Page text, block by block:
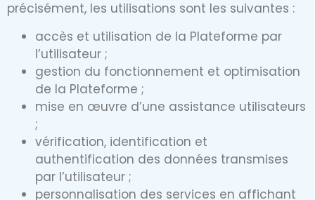
précisément, les utilisations sont les suivantes :
accès et utilisation de la Plateforme par
l’utilisateur ;
gestion du fonctionnement et optimisation
de la Plateforme ;
mise en œuvre d’une assistance utilisateurs
;
vérification, identification et
authentification des données transmises
par l’utilisateur ;
personnalisation des services en affichant